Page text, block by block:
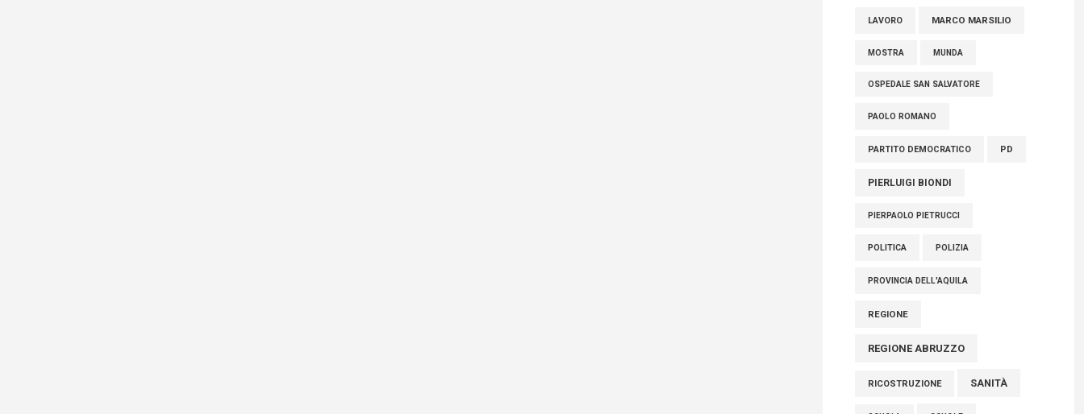
LAVORO MARCO MARSILIO
MOSTRA MUNDA
OSPEDALE SAN SALVATORE
PAOLO ROMANO
PARTITO DEMOCRATICO PD
PIERLUIGI BIONDI
PIERPAOLO PIETRUCCI
POLITICA POLIZIA
PROVINCIA DELL'AQUILA
REGIONE
REGIONE ABRUZZO
RICOSTRUZIONE SANITÀ